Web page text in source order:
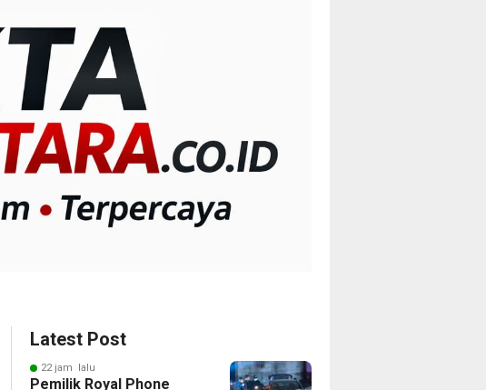
Latest Post
22 jam lalu
Pemilik Royal Phone